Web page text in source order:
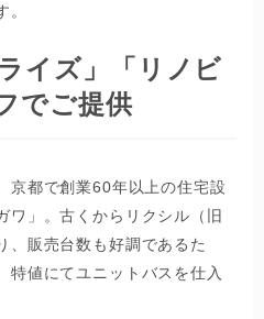
イズ」「リノビ
でご提供
京都で創業60年以上の住宅設
ワ」。古くからリクシル（旧
、販売台数も好調であるた
特値にてユニットバスを仕入